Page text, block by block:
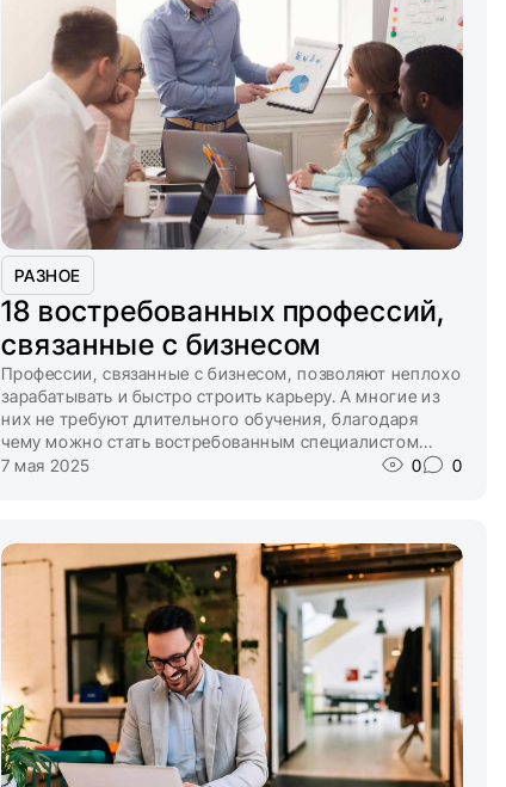
РАЗНОЕ
18 востребованных профессий,
связанные с бизнесом
Профессии, связанные с бизнесом, позволяют неплохо
зарабатывать и быстро строить карьеру. А многие из
них не требуют длительного обучения, благодаря
чему можно стать востребованным специалистом...
7 мая 2025
0 0